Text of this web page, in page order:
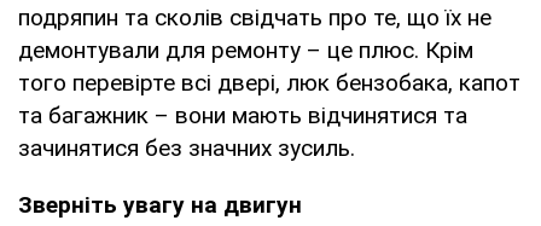
подряпин та сколів свідчать про те, що їх не
демонтували для ремонту – це плюс. Крім
того перевірте всі двері, люк бензобака, капот
та багажник – вони мають відчинятися та
зачинятися без значних зусиль.
Зверніть увагу на двигун